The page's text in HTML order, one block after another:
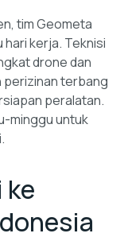
tim Geometa
kerja. Teknisi
drone dan
perizinan terbang
peralatan.
minggu untuk